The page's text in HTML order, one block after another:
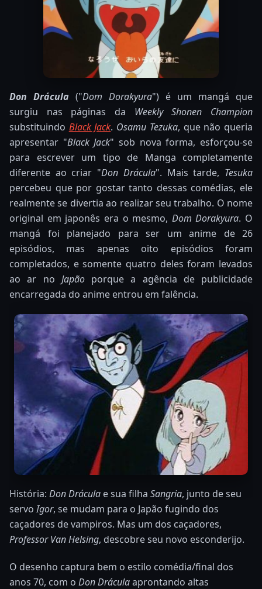
Don Drácula ("Dom Dorakyura") é um mangá que
surgiu nas páginas da Weekly Shonen Champion
substituindo Black Jack. Osamu Tezuka, que não queria
apresentar "Black Jack" sob nova forma, esforçou-se
para escrever um tipo de Manga completamente
diferente ao criar "Don Drácula". Mais tarde, Tesuka
percebeu que por gostar tanto dessas comédias, ele
realmente se divertia ao realizar seu trabalho. O nome
original em japonês era o mesmo, Dom Dorakyura. O
mangá foi planejado para ser um anime de 26
episódios, mas apenas oito episódios foram
completados, e somente quatro deles foram levados
ao ar no Japão porque a agência de publicidade
encarregada do anime entrou em falência.
História: Don Drácula e sua filha Sangria, junto de seu
servoIgor, se mudam para o Japão fugindo dos
caçadores de vampiros. Mas um dos caçadores,
Professor Van Helsing, descobre seu novo esconderijo.
O desenho captura bem o estilo comédia/final dos
anos 70, com o Don Dráculaaprontando altas